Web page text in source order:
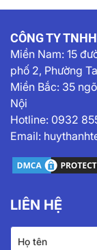
CÔNG TY
Miền Nam: 15
phố 2, Phường
Miền Bắc: 35
Nội
Hotline: 0932
Email:
LIÊN HỆ